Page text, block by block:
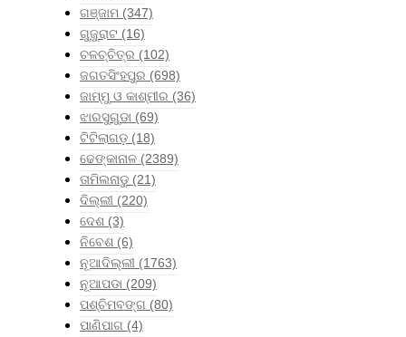
ଗଞ୍ଜାମ (347)
ଗୁଜୁରାଟ (16)
ଚଳଚ୍ଚିତ୍ର (102)
ଜଗତସିଂହପୁର (698)
ଜାମ୍ମୁ ଓ କାଶ୍ମୀର (36)
ଝାରସୁଗୁଡା (69)
ଟିଟିଲାଗଡ଼ (18)
ଢେଙ୍କାନାଳ (2389)
ତାମିଲନାଡୁ (21)
ଦିଲ୍ଲୀ (220)
ଦେଶ (3)
ନିବେଶ (6)
ନୂଆଦିଲ୍ଲୀ (1763)
ନୂଆପଡା (209)
ପଶ୍ଚିମବଙ୍ଗ (80)
ପାଣିପାଗ (4)